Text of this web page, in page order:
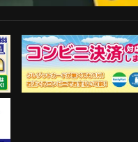
コンビニ決済対応開